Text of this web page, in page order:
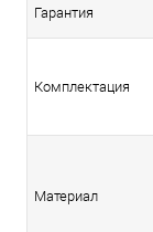
Гарантия
Комплектация
Материал